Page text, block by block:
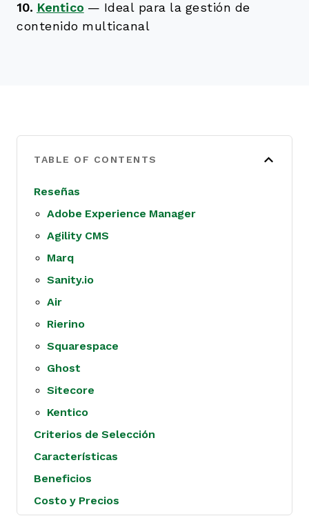
10. Kentico — Ideal para la gestión de
contenido multicanal
TABLE OF CONTENTS
Reseñas
Adobe Experience Manager
Agility CMS
Marq
Sanity.io
Air
Rierino
Squarespace
Ghost
Sitecore
Kentico
Criterios de Selección
Características
Beneficios
Costo y Precios